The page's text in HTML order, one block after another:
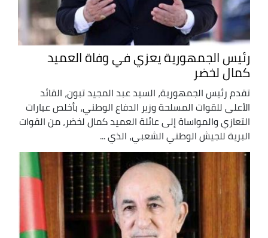
رئيس الجمهورية يعزي في وفاة العميد
كمال لخضر
تقدم رئيس الجمهورية، السيد عبد المجيد تبون، القائد
الأعلى للقوات المسلحة وزير الدفاع الوطني، بأخلص عبارات
التعازي والمواساة إلى عائلة العميد كمال لخضر، من القوات
البرية للجيش الوطني الشعبي، الذي ...